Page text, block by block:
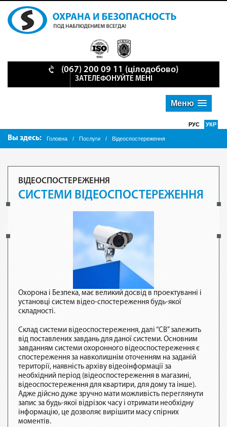
(067) 200 09 11 (цілодобово)
ЗАТЕЛЕФОНУЙТЕ МЕНІ
Меню
РУС УКР
Вы здесь: Головна / Послуги / Відеоспостереження
ВІДЕОСПОСТЕРЕЖЕННЯ
СИСТЕМИ ВІДЕОСПОСТЕРЕЖЕННЯ
Охорона і Безпека, має великий досвід в проектуванні і
установці систем відео-спостереження будь-якої
складності.
Склад системи відеоспостереження, далі “СВ” залежить
від поставлених завдань для даної системи. Основним
завданням системи охоронного відеоспостереження є
спостереження за навколишнім оточенням на заданій
території, наявність архіву відеоінформації за
необхідний період (відеоспостереження в магазині,
відеоспостереження для квартири, для дому та інше).
Адже дійсно дуже зручно мати можливість переглянути
запис за будь-якої відрізок часу і отримати необхідну
інформацію, це дозволяє вирішити масу спірних
моментів.